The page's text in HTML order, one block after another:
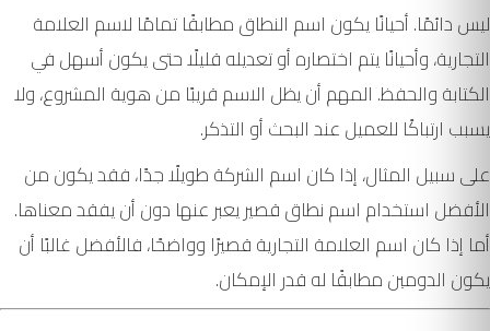
ليس دائمًا. أحيانًا يكون اسم النطاق مطابقًا تمامًا لاسم العلامة
التجارية، وأحيانًا يتم اختصاره أو تعديله قليلًا حتى يكون أسهل في
الكتابة والحفظ. المهم أن يظل الاسم قريبًا من هوية المشروع، ولا
يسبب ارتباكًا للعميل عند البحث أو التذكر.
على سبيل المثال، إذا كان اسم الشركة طويلًا جدًا، فقد يكون من
الأفضل استخدام اسم نطاق قصير يعبر عنها دون أن يفقد معناها.
أما إذا كان اسم العلامة التجارية قصيرًا وواضحًا، فالأفضل غالبًا أن
يكون الدومين مطابقًا له قدر الإمكان.